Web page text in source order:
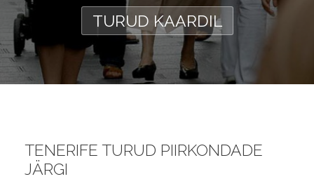
TURUD KAARDIL
TENERIFE TURUD PIIRKONDADE
JÄRGI